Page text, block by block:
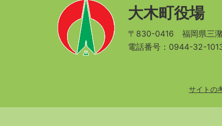
大木町役場
〒830-0416 福岡県三
電話番号：0944-32-
サイトの